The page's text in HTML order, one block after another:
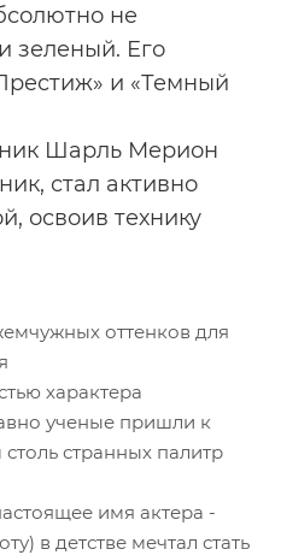
не
зеленый. Его
и «Темный
Шарль Мерион
стал активно
освоив технику
оттенков для
характера
ученые пришли к
странных палитр
имя актера -
в детстве мечтал стать